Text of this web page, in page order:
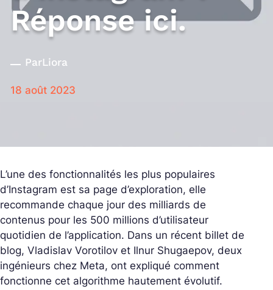
Réponse ici.
ParLiora
18 août 2023
L’une des fonctionnalités les plus populaires
d’Instagram est sa page d’exploration, elle
recommande chaque jour des milliards de
contenus pour les 500 millions d’utilisateur
quotidien de l’application. Dans un récent billet de
blog, Vladislav Vorotilov et Ilnur Shugaepov, deux
ingénieurs chez Meta, ont expliqué comment
fonctionne cet algorithme hautement évolutif.